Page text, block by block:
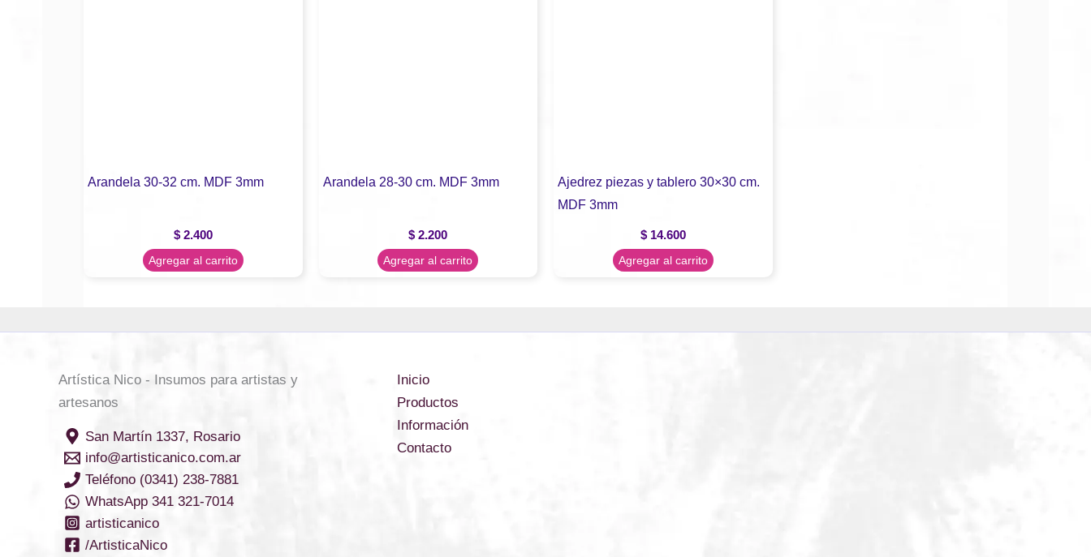
Arandela 30-32 cm. MDF 3mm
$2.400
Agregar al carrito
Arandela 28-30 cm. MDF 3mm
$ 2.200
Agregar al carrito
Ajedrez piezas y tablero 30×30 cm.
MDF 3mm
$14.600
Agregar al carrito
Artística Nico - Insumos para artistas y
artesanos
San Martín 1337, Rosario
info@artisticanico.com.ar
Teléfono (0341) 238-7881
WhatsApp 341 321-7014
artisticanico
/ArtisticaNico
Inicio
Productos
Información
Contacto